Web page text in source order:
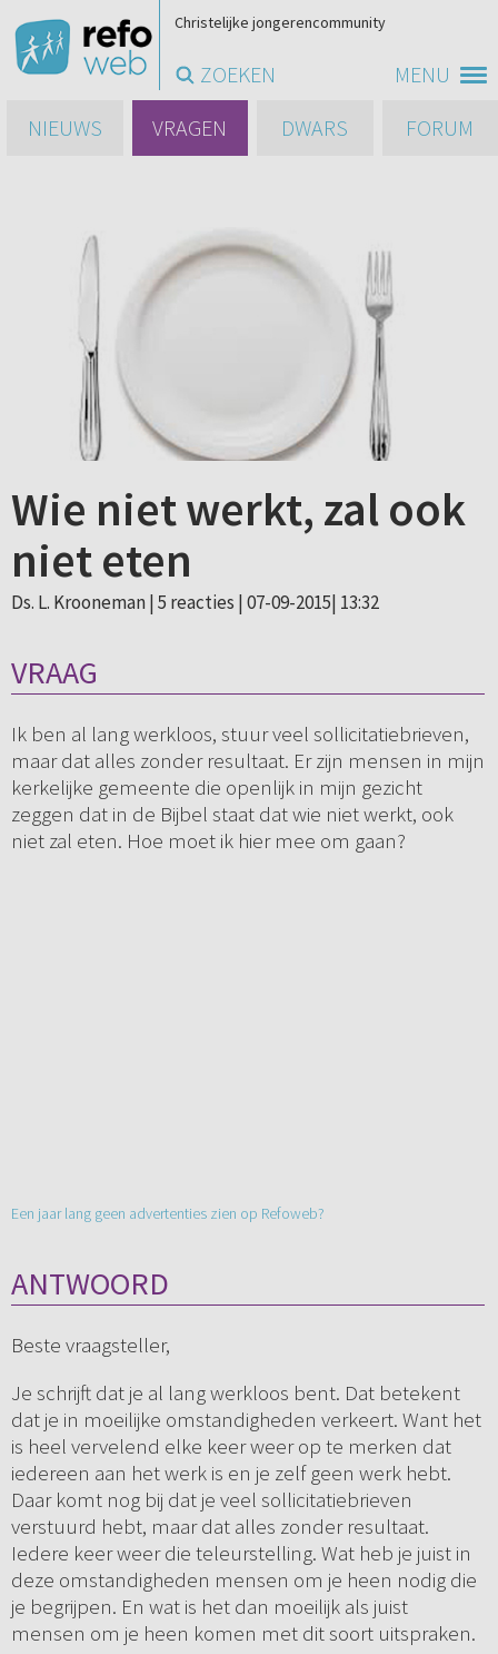
MENU
Christelijke jongerencommunity
ZOEKEN
NIEUWS
VRAGEN DWARS FORUM
Wie niet werkt, zal ook
niet eten
Ds. L. Krooneman | 5 reacties | 07-09-2015| 13:32
VRAAG
Ik ben al lang werkloos, stuur veel sollicitatiebrieven,
maar dat alles zonder resultaat. Er zijn mensen in mijn
kerkelijke gemeente die openlijk in mijn gezicht
zeggen dat in de Bijbel staat dat wie niet werkt, ook
niet zal eten. Hoe moet ik hier mee om gaan?
Een jaar lang geen advertenties zien op Refoweb?
ANTWOORD
Beste vraagsteller,
Je schrijft dat je al lang werkloos bent. Dat betekent
dat je in moeilijke omstandigheden verkeert. Want het
is heel vervelend elke keer weer op te merken dat
iedereen aan het werk is en je zelf geen werk hebt.
Daar komt nog bij dat je veel sollicitatiebrieven
verstuurd hebt, maar dat alles zonder resultaat.
Iedere keer weer die teleurstelling. Wat heb je juist in
deze omstandigheden mensen om je heen nodig die
je begrijpen. En wat is het dan moeilijk als juist
mensen om je heen komen met dit soort uitspraken.